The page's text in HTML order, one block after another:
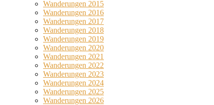
Wanderungen 2015
Wanderungen 2016
Wanderungen 2017
Wanderungen 2018
Wanderungen 2019
Wanderungen 2020
Wanderungen 2021
Wanderungen 2022
Wanderungen 2023
Wanderungen 2024
Wanderungen 2025
Wanderungen 2026